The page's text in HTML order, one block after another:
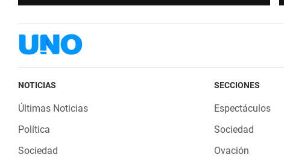
NOTICIAS
Últimas Noticias
Política
Sociedad
SECCIONES
Espectáculos
Sociedad
Ovación